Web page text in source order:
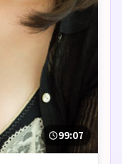
99:07